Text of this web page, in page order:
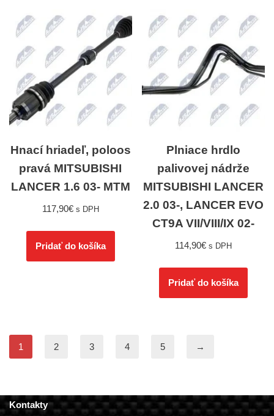
Hnací hriadeľ, poloos
pravá MITSUBISHI
LANCER 1.6 03- MTM
117,90€ s DPH
Pridať do košíka
Plniace hrdlo
palivovej nádrže
MITSUBISHI LANCER
2.0 03-, LANCER EVO
CT9A VII/VIII/IX 02-
114,90€ s DPH
Pridať do košíka
1 2 3 4 5 →
Kontakty